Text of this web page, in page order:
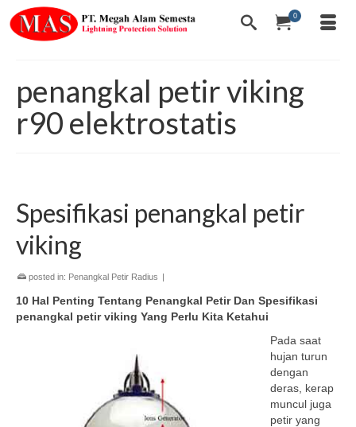
0
penangkal petir viking
r90 elektrostatis
Spesifikasi penangkal petir
viking
posted in: Penangkal Petir Radius |
10 Hal Penting Tentang Penangkal Petir Dan Spesifikasi
penangkal petir viking Yang Perlu Kita Ketahui
Pada saat
hujan turun
dengan
deras, kerap
muncul juga
petir yang